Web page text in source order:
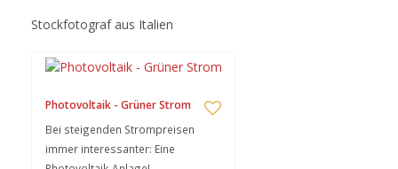
Stockfotograf aus Italien
Photovoltaik - Grüner Strom
Bei steigenden Strompreisen
immer interessanter: Eine